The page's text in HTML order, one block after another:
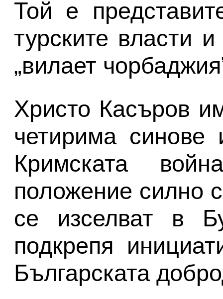
Той е
турските власти
„вилает
Христо Касъров
четирима
Кримската
положение силно
се изселват в
подкрепя
Българската